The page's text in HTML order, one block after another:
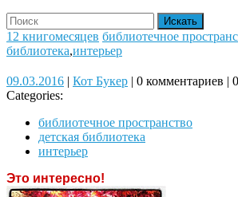
Close
Button
Search
for:
12 книгомесяцев библиотечное
библиотека,интерьер
09.03.201609.03.2016
| Кот БукерКот
| 0 комментариев |
Categories:
библиотечное пространство
детская библиотека
интерьер
Это интересно!